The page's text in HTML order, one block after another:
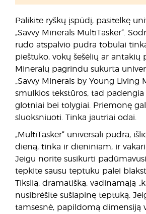
Palikite ryškų įspūdį, pasitelkę
„Savvy Minerals MultiTasker“.
rudo atspalvio pudra tobulai
pieštuko, vokų šešėlių ar antakių
Mineralų pagrindu sukurta
„Savvy Minerals by Young Living
smulkios tekstūros, tad padengia
glotniai bei tolygiai. Priemonę
sluoksniuoti. Tinka jautriai odai.
„MultiTasker“ universali pudra,
dieną, tinka ir dieniniam, ir
Jeigu norite susikurti
tepkite sausu teptuku palei
Tikslią, dramatišką, vadinamąją
nusibrėšite sušlapinę teptuką.
tamsesnė, papildomą dimensiją